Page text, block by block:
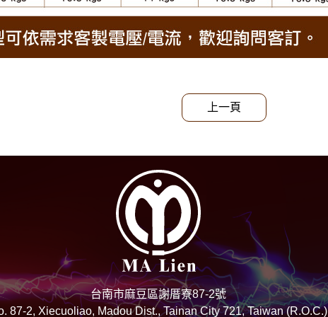
上一頁
台南市麻豆區謝厝寮87-2號
87-2, Xiecuoliao, Madou Dist., Tainan City 721, Taiwan (R.O.C.)